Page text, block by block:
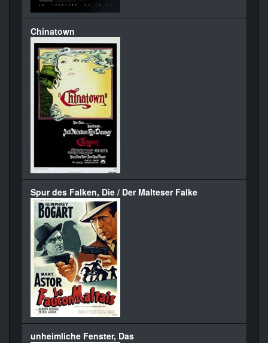
Chinatown
Spur des Falken, Die / Der Malteser Falke
unheimliche Fenster, Das